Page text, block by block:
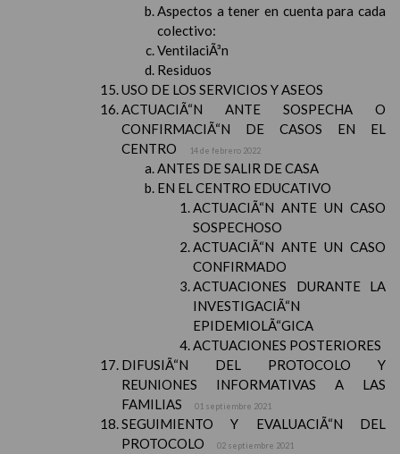
Aspectos a tener en cuenta para cada
colectivo:
VentilaciÃ³n
Residuos
USO DE LOS SERVICIOS Y ASEOS
ACTUACIÃ“N ANTE SOSPECHA O
CONFIRMACIÃ“N DE CASOS EN EL
CENTRO
14 de febrero 2022
ANTES DE SALIR DE CASA
EN EL CENTRO EDUCATIVO
ACTUACIÃ“N ANTE UN CASO
SOSPECHOSO
ACTUACIÃ“N ANTE UN CASO
CONFIRMADO
ACTUACIONES DURANTE LA
INVESTIGACIÃ“N
EPIDEMIOLÃ“GICA
ACTUACIONES POSTERIORES
DIFUSIÃ“N DEL PROTOCOLO Y
REUNIONES INFORMATIVAS A LAS
FAMILIAS
01 septiembre 2021
SEGUIMIENTO Y EVALUACIÃ“N DEL
PROTOCOLO
02 septiembre 2021